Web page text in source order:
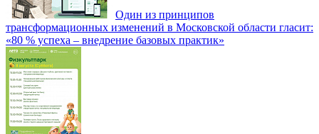
Один из принципов
трансформационных изменений в Московской области гласит:
«80 % успеха – внедрение базовых практик»